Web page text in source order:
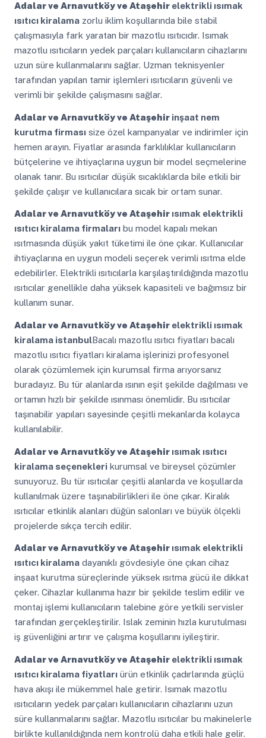
Adalar ve Arnavutköy ve Ataşehirelektrikli ısımak
ısıtıcı kiralamazorlu iklim koşullarında bile stabil
çalışmasıyla fark yaratan bir mazotlu ısıtıcıdır. Isımak
mazotlu ısıtıcıların yedek parçaları kullanıcıların cihazlarını
uzun süre kullanmalarını sağlar. Uzman teknisyenler
tarafından yapılan tamir işlemleri ısıtıcıların güvenli ve
verimli bir şekilde çalışmasını sağlar.
Adalar ve Arnavutköy ve Ataşehirinşaat nem
kurutma firmasısize özel kampanyalar ve indirimler için
hemen arayın. Fiyatlar arasında farklılıklar kullanıcıların
bütçelerine ve ihtiyaçlarına uygun bir model seçmelerine
olanak tanır. Bu ısıtıcılar düşük sıcaklıklarda bile etkili bir
şekilde çalışır ve kullanıcılara sıcak bir ortam sunar.
Adalar ve Arnavutköy ve Ataşehirısımak elektrikli
ısıtıcı kiralama firmalarıbu model kapalı mekan
ısıtmasında düşük yakıt tüketimi ile öne çıkar. Kullanıcılar
ihtiyaçlarına en uygun modeli seçerek verimli ısıtma elde
edebilirler. Elektrikli ısıtıcılarla karşılaştırıldığında mazotlu
ısıtıcılar genellikle daha yüksek kapasiteli ve bağımsız bir
kullanım sunar.
Adalar ve Arnavutköy ve Ataşehirelektrikli ısımak
kiralama istanbulBacalı mazotlu ısıtıcı fiyatları bacalı
mazotlu ısıtıcı fiyatları kiralama işlerinizi profesyonel
olarak çözümlemek için kurumsal firma arıyorsanız
buradayız. Bu tür alanlarda ısının eşit şekilde dağılması ve
ortamın hızlı bir şekilde ısınması önemlidir. Bu ısıtıcılar
taşınabilir yapıları sayesinde çeşitli mekanlarda kolayca
kullanılabilir.
Adalar ve Arnavutköy ve Ataşehirısımak ısıtıcı
kiralama seçeneklerikurumsal ve bireysel çözümler
sunuyoruz. Bu tür ısıtıcılar çeşitli alanlarda ve koşullarda
kullanılmak üzere taşınabilirlikleri ile öne çıkar. Kiralık
ısıtıcılar etkinlik alanları düğün salonları ve büyük ölçekli
projelerde sıkça tercih edilir.
Adalar ve Arnavutköy ve Ataşehirısımak elektrikli
ısıtıcı kiralamadayanıklı gövdesiyle öne çıkan cihaz
inşaat kurutma süreçlerinde yüksek ısıtma gücü ile dikkat
çeker. Cihazlar kullanıma hazır bir şekilde teslim edilir ve
montaj işlemi kullanıcıların talebine göre yetkili servisler
tarafından gerçekleştirilir. Islak zeminin hızla kurutulması
iş güvenliğini artırır ve çalışma koşullarını iyileştirir.
Adalar ve Arnavutköy ve Ataşehirelektrikli ısımak
ısıtıcı kiralama fiyatlarıürün etkinlik çadırlarında güçlü
hava akışı ile mükemmel hale getirir. Isımak mazotlu
ısıtıcıların yedek parçaları kullanıcıların cihazlarını uzun
süre kullanmalarını sağlar. Mazotlu ısıtıcılar bu makinelerle
birlikte kullanıldığında nem kontrolü daha etkili hale gelir.